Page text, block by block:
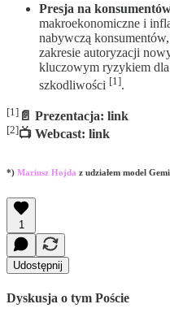
Presja na
makroekonomiczne i
nabywczą
zakresie autoryzacji
kluczowym ryzykiem dla
szkodliwości [1].
[1] 📄 Prezentacja: link
[2]📺 Webcast: link
*) Mariusz Hojda z udziałem model
1
Udostępnij
Dyskusja o tym Poście